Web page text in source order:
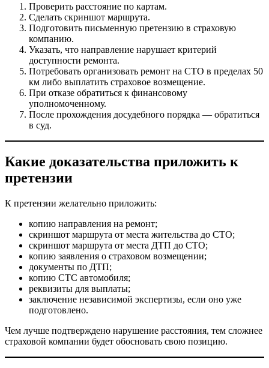
Проверить расстояние по картам.
Сделать скриншот маршрута.
Подготовить письменную претензию в страховую
компанию.
Указать, что направление нарушает критерий
доступности ремонта.
Потребовать организовать ремонт на СТО в пределах 50
км либо выплатить страховое возмещение.
При отказе обратиться к финансовому
уполномоченному.
После прохождения досудебного порядка — обратиться
в суд.
Какие доказательства приложить к
претензии
К претензии желательно приложить:
копию направления на ремонт;
скриншот маршрута от места жительства до СТО;
скриншот маршрута от места ДТП до СТО;
копию заявления о страховом возмещении;
документы по ДТП;
копию СТС автомобиля;
реквизиты для выплаты;
заключение независимой экспертизы, если оно уже
подготовлено.
Чем лучше подтверждено нарушение расстояния, тем сложнее
страховой компании будет обосновать свою позицию.